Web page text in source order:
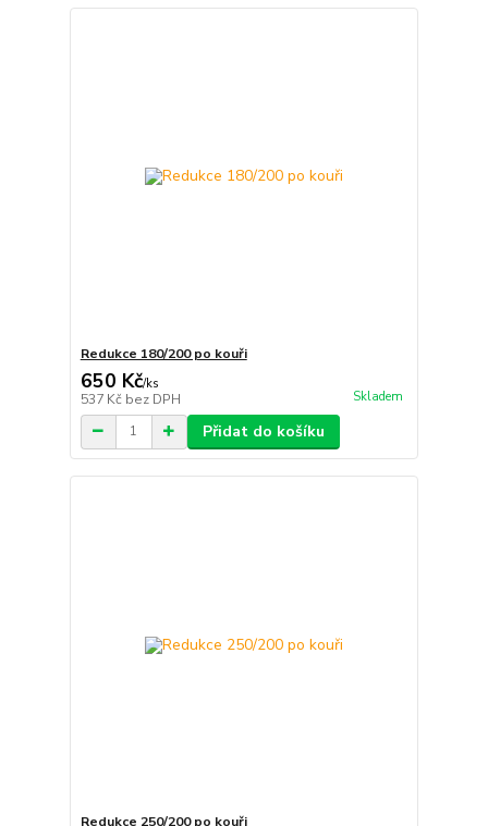
Redukce 180/200 po kouři
650 Kč/ks
537 Kč bez DPH Skladem
Přidat do košíku
Redukce 250/200 po kouři